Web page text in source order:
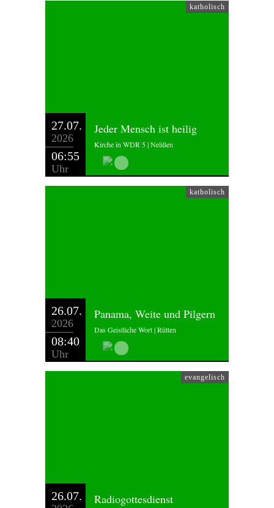
katholisch
27.07.
2026
06:55
Uhr
Jeder Mensch ist heilig
Kirche in WDR 5 | Nelißen
katholisch
26.07.
2026
08:40
Uhr
Panama, Weite und Pilgern
Das Geistliche Wort | Rütten
evangelisch
26.07. Radiogottesdienst